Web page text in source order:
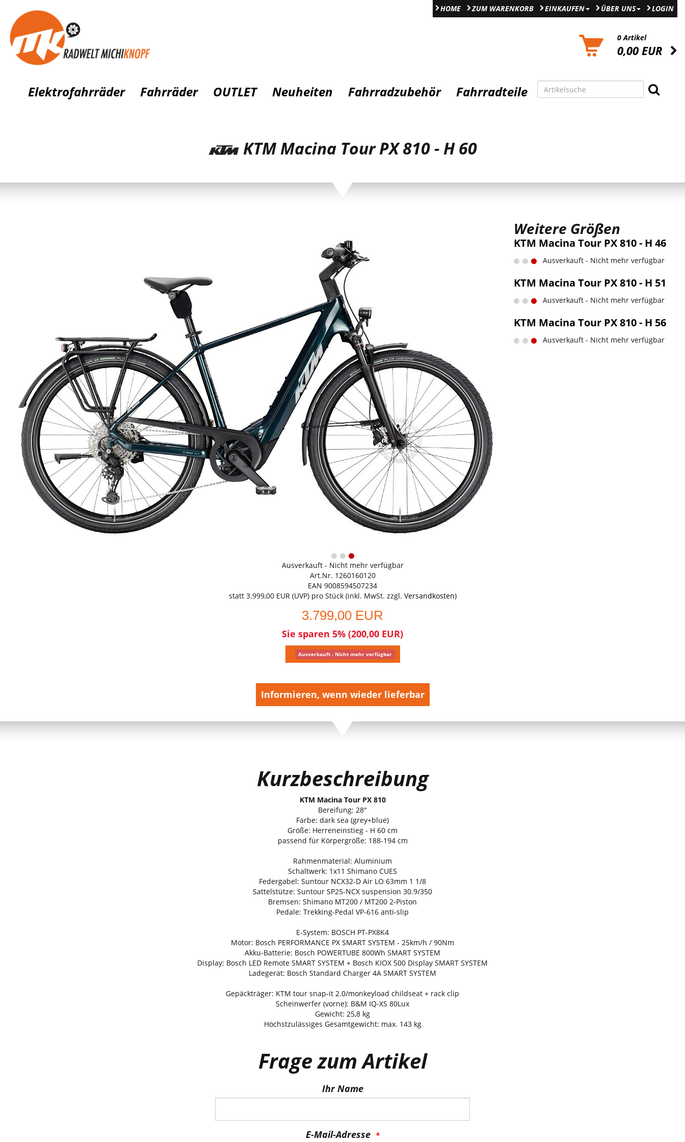
LOGIN
HOME ZUM WARENKORB EINKAUFEN ÜBER UNS
0 Artikel
0,00 EUR
Elektrofahrräder Fahrräder OUTLET Neuheiten Fahrradzubehör Fahrradteile
KTM Macina Tour PX 810 - H 60
Weitere Größen
KTM Macina Tour PX 810 - H 46
Ausverkauft - Nicht mehr verfügbar
KTM Macina Tour PX 810 - H 51
Ausverkauft - Nicht mehr verfügbar
KTM Macina Tour PX 810 - H 56
Ausverkauft - Nicht mehr verfügbar
Ausverkauft - Nicht mehr verfügbar
Art.Nr. 1260160120
EAN 9008594507234
statt 3.999,00 EUR(UVP) pro Stück (inkl. MwSt. zzgl. Versandkosten)
3.799,00 EUR
Sie sparen 5% (200,00 EUR)
Ausverkauft - Nicht mehr verfügbar
Informieren, wenn wieder lieferbar
Kurzbeschreibung
KTM Macina Tour PX 810
Bereifung: 28"
Farbe: dark sea (grey+blue)
Größe: Herreneinstieg - H 60 cm
passend für Körpergröße: 188-194 cm
Rahmenmaterial: Aluminium
Schaltwerk: 1x11 Shimano CUES
Federgabel: Suntour NCX32-D Air LO 63mm 1 1/8
Sattelstütze: Suntour SP25-NCX suspension 30.9/350
Bremsen: Shimano MT200 / MT200 2-Piston
Pedale: Trekking-Pedal VP-616 anti-slip
E-System: BOSCH PT-PX8K4
Motor: Bosch PERFORMANCE PX SMART SYSTEM - 25km/h / 90Nm
Akku-Batterie: Bosch POWERTUBE 800Wh SMART SYSTEM
Display: Bosch LED Remote SMART SYSTEM + Bosch KIOX 500 Display SMART SYSTEM
Ladegerät: Bosch Standard Charger 4A SMART SYSTEM
Gepäckträger: KTM tour snap-it 2.0/monkeyload childseat + rack clip
Scheinwerfer (vorne): B&M IQ-XS 80Lux
Gewicht: 25,8 kg
Höchstzulässiges Gesamtgewicht: max. 143 kg
Frage zum Artikel
Ihr Name
E-Mail-Adresse